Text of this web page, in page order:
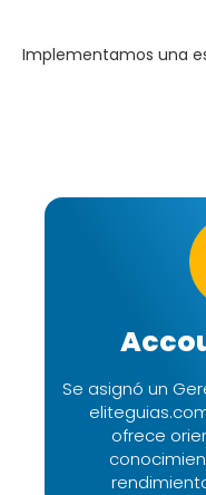
Implementamos una
Se asignó un
ofrece